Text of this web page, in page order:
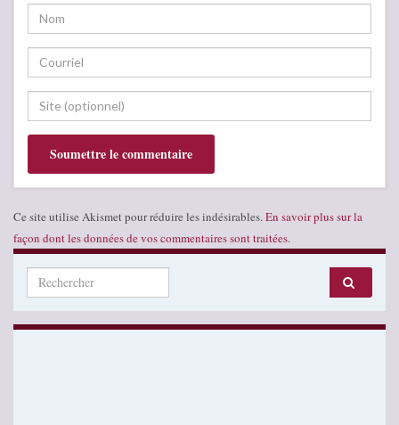
Ce site utilise Akismet pour réduire les indésirables. En savoir plus sur la
façon dont les données de vos commentaires sont traitées.
Search for: